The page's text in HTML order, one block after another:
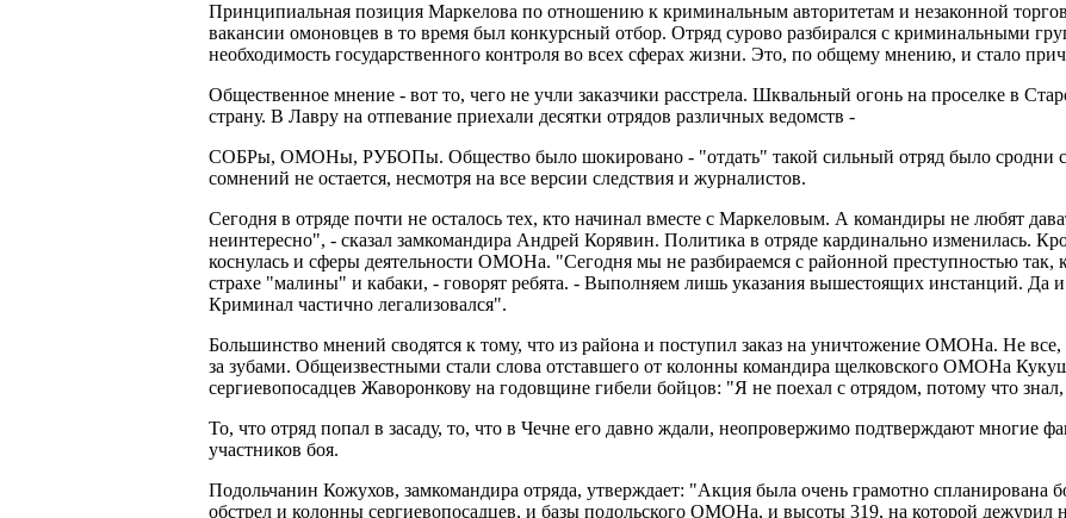
Принципиальная позиция Маркелова по отношению к криминальным авторитетам и незаконной
вакансии омоновцев в то время был конкурсный отбор. Отряд сурово разбирался с криминальными
необходимость государственного контроля во всех сферах жизни. Это, по общему мнению, и стало
Общественное мнение - вот то, чего не учли заказчики расстрела. Шквальный огонь на проселке в
страну. В Лавру на отпевание приехали десятки отрядов различных ведомств -
СОБРы, ОМОНы, РУБОПы. Общество было шокировано - "отдать" такой сильный отряд было сродни
сомнений не остается, несмотря на все версии следствия и журналистов.
Сегодня в отряде почти не осталось тех, кто начинал вместе с Маркеловым. А командиры не любят
неинтересно", - сказал замкомандира Андрей Корявин. Политика в отряде кардинально изменилась.
коснулась и сферы деятельности ОМОНа. "Сегодня мы не разбираемся с районной преступностью так,
страхе "малины" и кабаки, - говорят ребята. - Выполняем лишь указания вышестоящих инстанций. Да и
Криминал частично легализовался".
Большинство мнений сводятся к тому, что из района и поступил заказ на уничтожение ОМОНа. Не все,
за зубами. Общеизвестными стали слова отставшего от колонны командира щелковского ОМОНа
сергиевопосадцев Жаворонкову на годовщине гибели бойцов: "Я не поехал с отрядом, потому что
То, что отряд попал в засаду, то, что в Чечне его давно ждали, неопровержимо подтверждают многие
участников боя.
Подольчанин Кожухов, замкомандира отряда, утверждает: "Акция была очень грамотно спланирована
обстрел и колонны сергиевопосадцев, и базы подольского ОМОНа, и высоты 319, на которой дежурил